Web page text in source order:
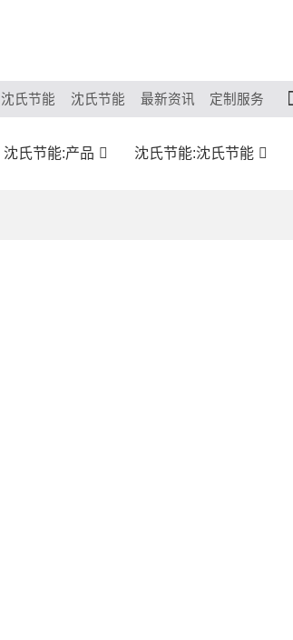
沈氏节能 沈氏节能 最新资讯 定制服务
沈氏节能:产品 沈氏节能:沈氏节能